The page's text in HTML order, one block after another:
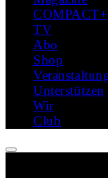
COMPACT+
TV
Abo
Shop
Unterstützen
Wir
Club